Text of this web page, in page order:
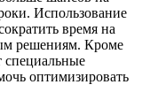
Использование
время на
решениям. Кроме
специальные
оптимизировать